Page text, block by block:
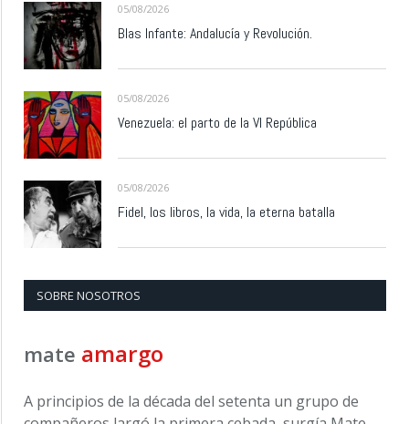
05/08/2026
Blas Infante: Andalucía y Revolución.
05/08/2026
Venezuela: el parto de la VI República
05/08/2026
Fidel, los libros, la vida, la eterna batalla
SOBRE NOSOTROS
mate amargo
A principios de la década del setenta un grupo de